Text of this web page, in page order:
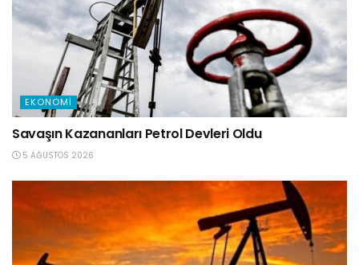
EKONOMI
Savaşın Kazananları Petrol Devleri Oldu
5 AĞUSTOS 2026